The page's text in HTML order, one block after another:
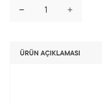
ÜRÜN AÇIKLAMASI